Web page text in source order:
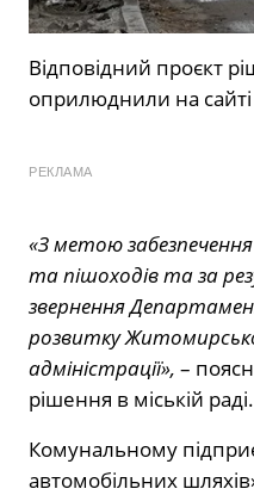
Відповідний проєкт
оприлюднили на сайті
РЕКЛАМА
«З метою
та пішоходів та за
звернення
розвитку
адміністрації», –
рішення в міській раді.
Комунальному
автомобільних